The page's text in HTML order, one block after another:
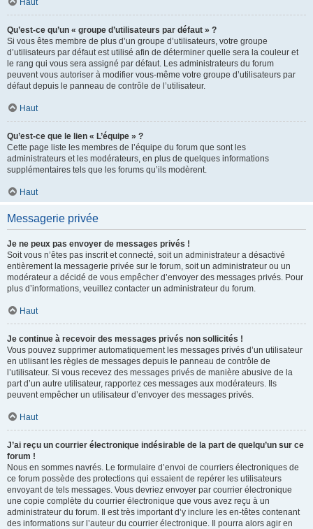
Haut
Qu’est-ce qu’un « groupe d’utilisateurs par défaut » ?
Si vous êtes membre de plus d’un groupe d’utilisateurs, votre groupe
d’utilisateurs par défaut est utilisé afin de déterminer quelle sera la couleur et
le rang qui vous sera assigné par défaut. Les administrateurs du forum
peuvent vous autoriser à modifier vous-même votre groupe d’utilisateurs par
défaut depuis le panneau de contrôle de l’utilisateur.
Haut
Qu’est-ce que le lien « L’équipe » ?
Cette page liste les membres de l’équipe du forum que sont les
administrateurs et les modérateurs, en plus de quelques informations
supplémentaires tels que les forums qu’ils modèrent.
Haut
Messagerie privée
Je ne peux pas envoyer de messages privés !
Soit vous n’êtes pas inscrit et connecté, soit un administrateur a désactivé
entièrement la messagerie privée sur le forum, soit un administrateur ou un
modérateur a décidé de vous empêcher d’envoyer des messages privés. Pour
plus d’informations, veuillez contacter un administrateur du forum.
Haut
Je continue à recevoir des messages privés non sollicités !
Vous pouvez supprimer automatiquement les messages privés d’un utilisateur
en utilisant les règles de messages depuis le panneau de contrôle de
l’utilisateur. Si vous recevez des messages privés de manière abusive de la
part d’un autre utilisateur, rapportez ces messages aux modérateurs. Ils
peuvent empêcher un utilisateur d’envoyer des messages privés.
Haut
J’ai reçu un courrier électronique indésirable de la part de quelqu’un sur ce
forum !
Nous en sommes navrés. Le formulaire d’envoi de courriers électroniques de
ce forum possède des protections qui essaient de repérer les utilisateurs
envoyant de tels messages. Vous devriez envoyer par courrier électronique
une copie complète du courrier électronique que vous avez reçu à un
administrateur du forum. Il est très important d’y inclure les en-têtes contenant
des informations sur l’auteur du courrier électronique. Il pourra alors agir en